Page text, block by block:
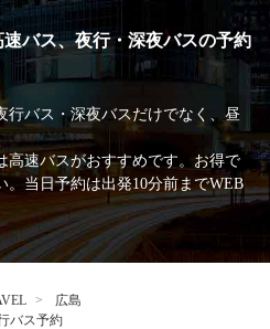
バス、夜行・深夜バスの予約
バス・深夜バスだけでなく、昼
高速バスがおすすめです。お得で
当日予約は出発10分前までWEB
広島
バス予約